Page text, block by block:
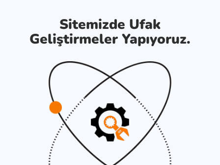
Sitemizde Ufak
Geliştirmeler Yapıyoruz.